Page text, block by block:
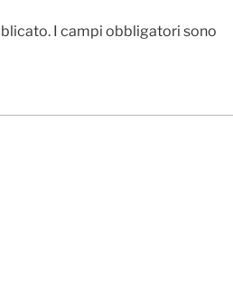
I campi obbligatori sono